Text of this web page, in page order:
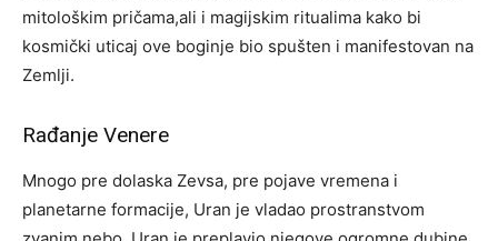
mitološkim pričama,ali i magijskim ritualima kako bi
kosmički uticaj ove boginje bio spušten i manifestovan na
Zemlji.
Rađanje Venere
Mnogo pre dolaska Zevsa, pre pojave vremena i
planetarne formacije, Uran je vladao prostranstvom